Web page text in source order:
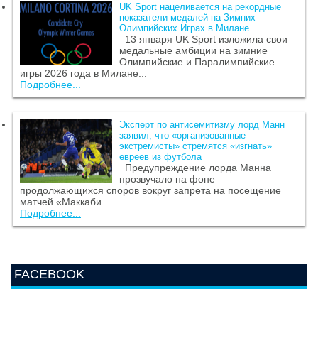
UK Sport нацеливается на рекордные
показатели медалей на Зимних
Олимпийских Играх в Милане
13 января UK Sport изложила свои
медальные амбиции на зимние
Олимпийские и Паралимпийские
игры 2026 года в Милане...
Подробнее...
Эксперт по антисемитизму лорд Манн
заявил, что «организованные
экстремисты» стремятся «изгнать»
евреев из футбола
Предупреждение лорда Манна
прозвучало на фоне
продолжающихся споров вокруг запрета на посещение
матчей «Маккаби...
Подробнее...
FACEBOOK